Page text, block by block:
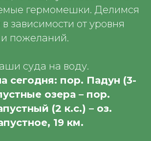
гермомешки. Делимся
зависимости от уровня
и пожеланий.
суда на воду.
сегодня: пор. Падун (3-
озера – пор.
(2 к.с.) – оз.
19 км.